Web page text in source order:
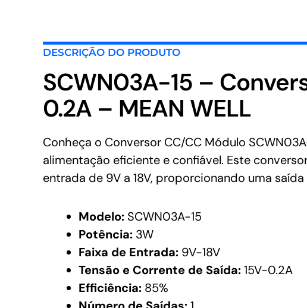
DESCRIÇÃO DO PRODUTO
SCWN03A-15 –
0.2A – MEAN WELL
Conheça o Conversor CC/CC Módulo
alimentação eficiente e confiável. Este
entrada de 9V a 18V, proporcionando uma
Modelo: SCWN03A-15
Potência: 3W
Faixa de Entrada: 9V-18V
Tensão e Corrente de Saída:15V-0.2A
Efficiência: 85%